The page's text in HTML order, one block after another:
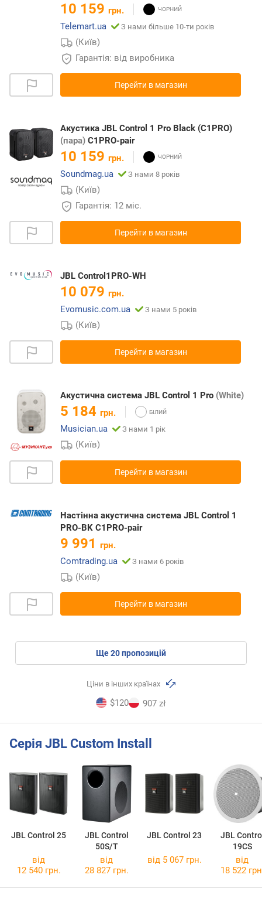
10 159 грн.
Telemart.ua
З нами більше 10-ти років
(Київ)
Гарантія: від виробника
Перейти в магазин
Акустика JBL Control 1 Pro Black (C1PRO)
(пара) C1PRO-pair
10 159 грн.
Soundmag.ua
З нами 8 років
(Київ)
Гарантія: 12 міс.
Перейти в магазин
JBL Control1PRO-WH
10 079 грн.
Evomusic.com.ua
З нами 5 років
(Київ)
Перейти в магазин
Акустична система JBL Control 1 Pro (White)
5 184 грн.
Musician.ua
З нами 1 рік
(Київ)
Перейти в магазин
Настінна акустична система JBL Control 1
PRO-BK C1PRO-pair
9 991 грн.
Comtrading.ua
З нами 6 років
(Київ)
Перейти в магазин
ще20пропозицій
Ціни в інших країнах
$120 907 zł
Серія JBL Custom Install
JBL Control 25
JBL Control
50S/T
JBL Control 23
JBL
19CS
від
12 540 грн.
від
28 827 грн.
від 5 067 грн.
від
18 522